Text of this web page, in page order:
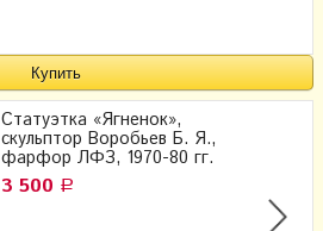
Статуэтка «Ягненок»,
скульптор Воробьев Б. Я.,
фарфор ЛФЗ, 1970-80 гг.
3 500 Р